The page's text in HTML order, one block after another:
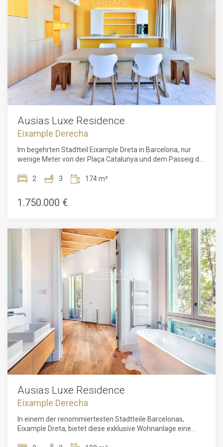
begehrten Stadtteil Eixample Derecha in Barcelona zu
besitzen. Verpassen Sie nicht diese bemerkenswerte
Chance - vereinbaren Sie noch heute einen
Besichtigungstermin, um die Schönheit und
Anziehungskraft dieser unglaublichen Residenz hautnah zu
erleben. Vorteile des Lebens in Eixample Derecha,
Barcelona: Das Leben im angesehenen Stadtteil Eixample
Derecha bietet eine Vielzahl von Vorteilen und einen wirklich
begehrten Lebensstil. Dieses lebendige Gebiet kombiniert
historischen Charme mit modernen Annehmlichkeiten und
präsentiert das Beste
einem 24/7-Mehrsprachigen Concierge-Service,
Fahrradverleih, Massageräumen und einem virtuellen
Butler, der sofort auf alle Anfragen reagiert.Die Einheiten
variieren zwischen 65 m² und 232 m² mit 1 bis 3
Schlafzimmern, einige davon mit Terrassen oder Balkonen.
Das Juwel dieser Residenz ist zweifellos das Penthouse im
sechsten Stock mit einer spektakulären privaten Terrasse
und Panoramablick. Die Apartments, entworfen vom
renommierten Büro Daar Architects, zeichnen sich durch
innovatives Design und modernste Technologie aus und
garantieren höchsten Wohnkomfort.Ein wahrhaft luxuriöses
außergewöhnliche Investitionsmöglichkeit für all jene
Tradition, Design und exklusive Dienstleistungen vereint.
Ausias Luxe Residence
Eixample Derecha
Im begehrten Stadtteil Eixample Dreta in Barcelona, nur
wenige Meter von der Plaça Catalunya und dem Passeig de
einzigartige Gelegenheit, in luxuriöse Residenzen zu
sorgfältig restauriert und vereint historische Architektur mit
modernen, exquisit renovierten Innenräumen, die ein
Annehmlichkeiten genießen, darunter ein modernes
Fitnessstudio mit Spa und ein gesundes mediterranes
Restaurant im Erdgeschoss. Das Projekt wurde entwickelt,
um ultimativen Komfort zu bieten, mit Luxusservices wie
Chauffeur, erhöhter Sicherheit, 24/7 mehrsprachigem
Concierge, Fahrradverleih, Massagestudios und einem
virtuellen Butler, der alle Anfragen per Textnachricht sofort
beantwortet.Die angebotenen Wohnungen variieren
zwischen 65 m² und 232 m², mit 1 bis 3 Schlafzimmern,
einige davon mit Terrassen oder Balkonen. Das Juwel
dieses Projekts ist zweifellos das Penthouse im sechsten
Stock mit einer spektakulären privaten Dachterrasse, die
atemberaubende Panoramablicke bietet. Die Wohnungen,
entworfen von dem renommierten Architekturbüro Daar
Architects, zeichnen sich durch innovatives Design und
moderne Technologien aus, die einen unvergleichlichen
Wohnkomfort gewährleisten.Eine außergewöhnliche
Gelegenheit, eine wirklich außergewöhnliche Immobilie im
Herzen Barcelonas zu erwerben, die Tradition, Luxus und
exklusive Dienstleistungen vereint.
2 3 174 m²
1.750.000 €
Ausias Luxe Residence
Eixample Derecha
In einem der renommiertesten Stadtteile Barcelonas,
Eixample Dreta, bietet diese exklusive Wohnanlage eine